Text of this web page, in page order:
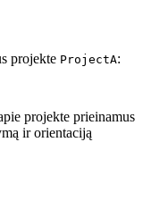
projekte ProjectA:
projekte prieinamus
ir orientaciją